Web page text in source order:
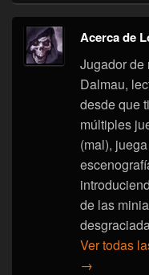
Acerca de
Jugador de
Dalmau,
desde que
múltiples
(mal),
de las
Ver todas
→